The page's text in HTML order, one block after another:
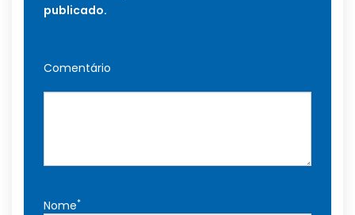
publicado.
Comentário
Nome*